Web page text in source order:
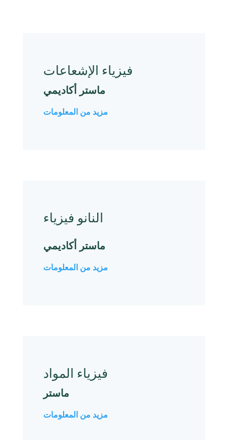
فيزياء الإشعاعات
ماستر أكاديمي
مزيد من المعلومات
النانو فيزياء
ماستر أكاديمي
مزيد من المعلومات
فيزياء المواد
ماستر
مزيد من المعلومات